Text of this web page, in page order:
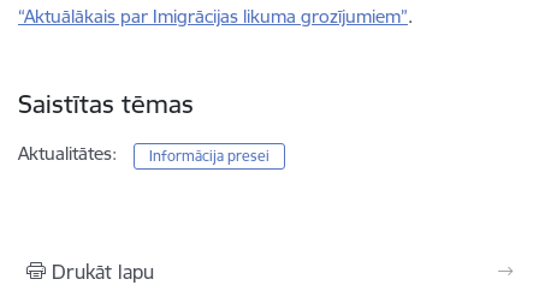
“Aktuālākais par Imigrācijas likuma grozījumiem”.
Saistītas tēmas
Aktualitātes: Informācija presei
Drukāt lapu